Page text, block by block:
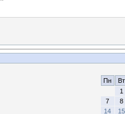
Пн
Вт
1
7
8
14
15